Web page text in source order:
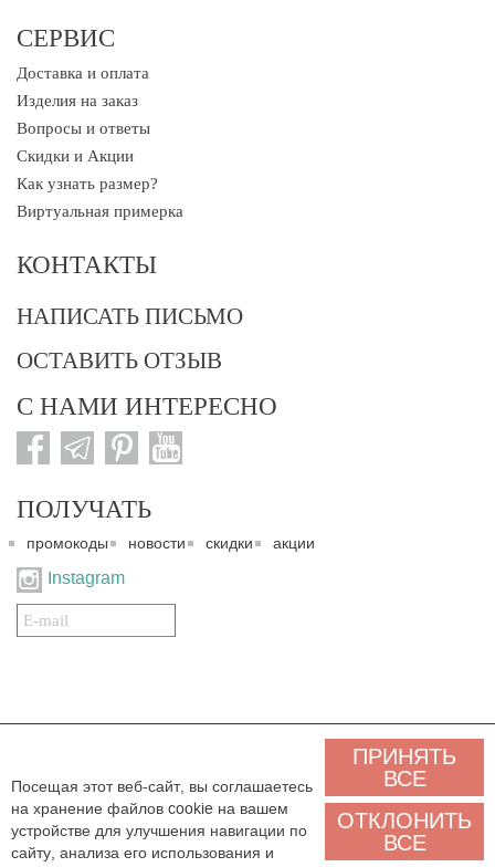
СЕРВИС
Доставка и оплата
Изделия на заказ
Вопросы и ответы
Скидки и Акции
Как узнать размер?
Виртуальная примерка
КОНТАКТЫ
НАПИСАТЬ ПИСЬМО
ОСТАВИТЬ ОТЗЫВ
С НАМИ ИНТЕРЕСНО
ПОЛУЧАТЬ
промокоды новости скидки акции
Instagram
Подписаться
на
собственностью "3 Карата ТМ" и охраняются Законом об авторском праве действующего
законодательства государства Украина. Этот сайт и его контент может использоваться
сторонними лицами и организациями только для некоммерческих целей. Любая загрузка,
копирование, печать, иное использование материалов данного сайта для некоммерческих целей
должно сопровождаться работающей ссылкой или иным указанием на источник.
Мы обрабатываем персональные данные (cookies, IP-адрес, местоположение), чтобы
Посещая этот веб-сайт, вы соглашаетесь
на хранение файлов cookie на вашем
устройстве для улучшения навигации по
сайту, анализа его использования и
ПРИНЯТЬ
ВСЕ
ОТКЛОНИТЬ
ВСЕ